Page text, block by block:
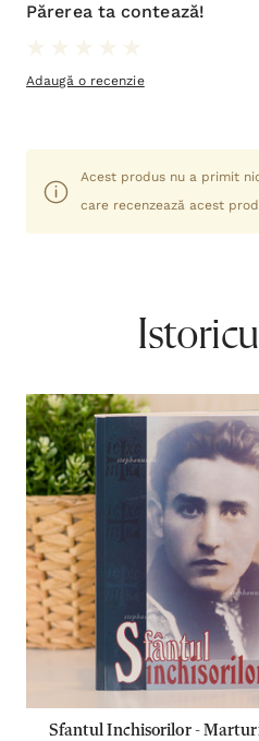
Părerea ta contează!
Adaugă o recenzie
Acest produs nu a primit
care recenzează acest
Sfantul Inchisorilor - Marturii Despre